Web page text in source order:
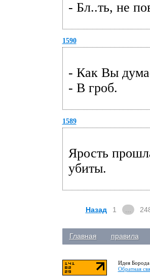
- Бл..ть, не
1590
- Как Вы
- В гроб.
1589
Ярость
убиты.
Назад 1
Главная правила
Идея
Обратная